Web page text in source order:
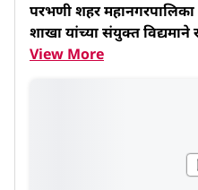
परभणी शहर
शाखा यांच्या संयुक्त
View More